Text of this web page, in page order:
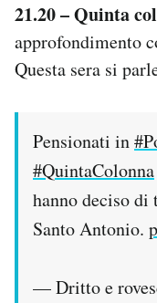
21.20 – Quinta
approfondimento
Questa sera si
Pensionati in
#QuintaColonna
hanno deciso
Santo Antonio.
— Dritto e